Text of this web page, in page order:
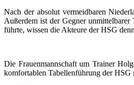
Nach der absolut vermeidbaren
Außerdem ist der Gegner
führte, wissen die Akteure der HSG
Die Frauenmannschaft um Trainer
komfortablen Tabellenführung der HSG